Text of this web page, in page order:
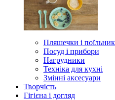
Пляшечки і
Посуд і прибори
Нагрудники
Техніка для кухні
Змінні аксесуари
Творчість
Гігієна і догляд